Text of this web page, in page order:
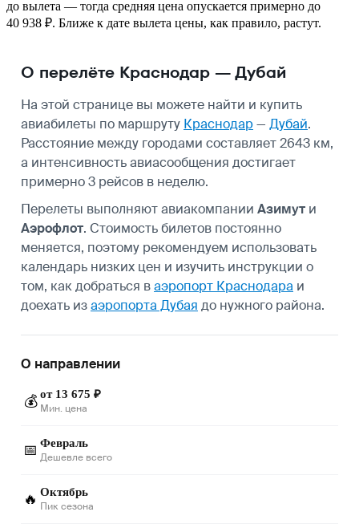
до вылета — тогда средняя цена опускается примерно до
40 938 ₽. Ближе к дате вылета цены, как правило, растут.
О перелёте Краснодар — Дубай
На этой странице вы можете найти и купить
авиабилеты по маршруту Краснодар— Дубай.
Расстояние между городами составляет 2643 км,
а интенсивность авиасообщения достигает
примерно 3 рейсов в неделю.
Перелеты выполняют авиакомпании Азимут и
Аэрофлот. Стоимость билетов постоянно
меняется, поэтому рекомендуем использовать
календарь низких цен и изучить инструкции о
том, как добраться ваэропорт Краснодара и
доехать изаэропорта Дубая до нужного района.
О направлении
💰 от 13 675 ₽
Мин. цена
📅 Февраль
Дешевле всего
🔥 Октябрь
Пик сезона